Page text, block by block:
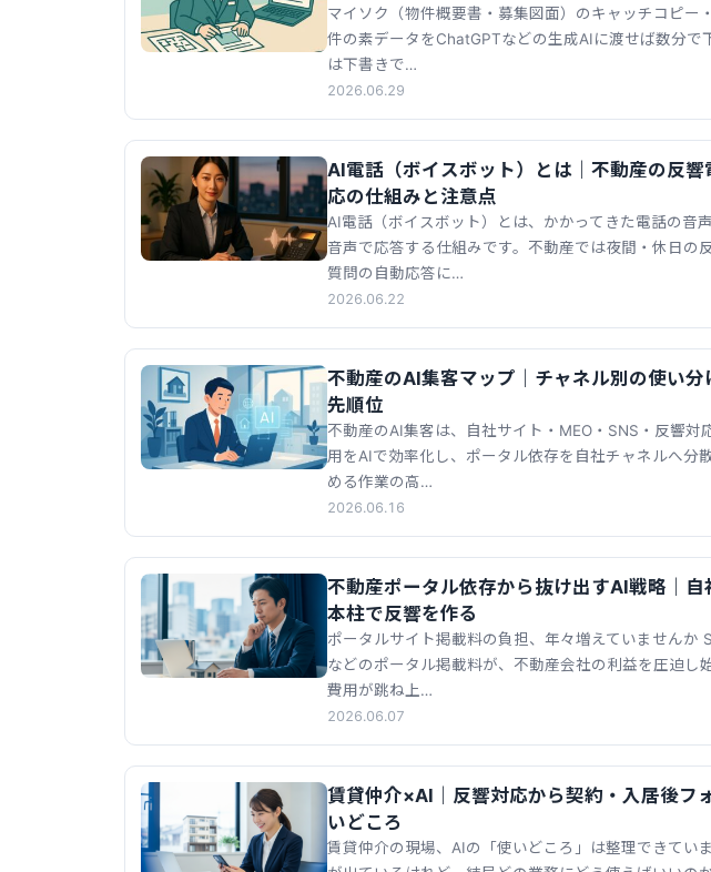
マイソク（物件概要書・募集図面）のキャッチコピー
件の素データをChatGPTなどの生成AIに渡せば数分で
は下書きで…
2026.06.29
AI電話（ボイスボット）とは｜不動産の反
応の仕組みと注意点
AI電話（ボイスボット）とは、かかってきた電話の音
音声で応答する仕組みです。不動産では夜間・休日の
質問の自動応答に…
2026.06.22
不動産のAI集客マップ｜チャネル別の使い
先順位
不動産のAI集客は、自社サイト・MEO・SNS・反響対
用をAIで効率化し、ポータル依存を自社チャネルへ分
める作業の高…
2026.06.16
不動産ポータル依存から抜け出すAI戦略｜
本柱で反響を作る
ポータルサイト掲載料の負担、年々増えていませんか
などのポータル掲載料が、不動産会社の利益を圧迫し
費用が跳ね上…
2026.06.07
賃貸仲介×AI｜反響対応から契約・入居後フ
いどころ
賃貸仲介の現場、AIの「使いどころ」は整理できてい